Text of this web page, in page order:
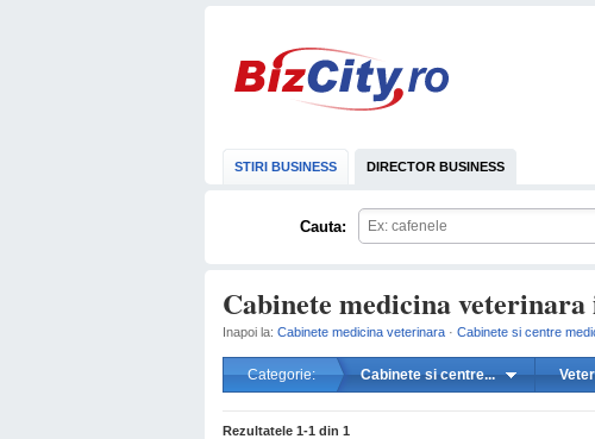
STIRI BUSINESS DIRECTOR BUSINESS
Cauta:
Cabinete medicina
Inapoi la: Cabinete medicina veterinara · Cabinete si centre
Categorie: Cabinete si centre...
Rezultatele 1-1 din 1